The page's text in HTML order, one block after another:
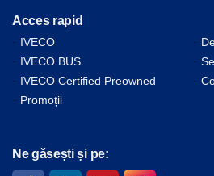
Acces rapid
IVECO
IVECO BUS
IVECO Certified Preowned
Promoții
Ne găsești și pe: